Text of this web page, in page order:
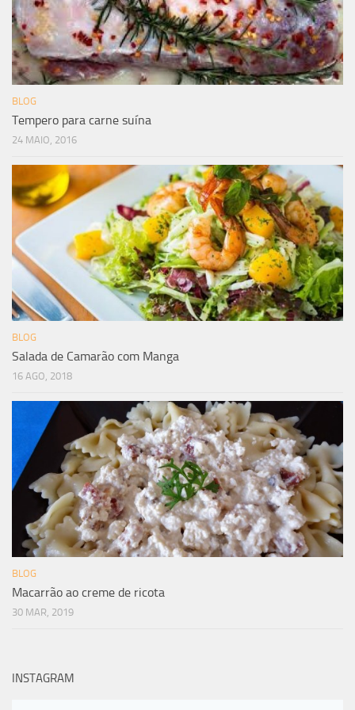
BLOG
Tempero para carne suína
24 MAIO, 2016
BLOG
Salada de Camarão com Manga
16 AGO, 2018
BLOG
Macarrão ao creme de ricota
30 MAR, 2019
INSTAGRAM